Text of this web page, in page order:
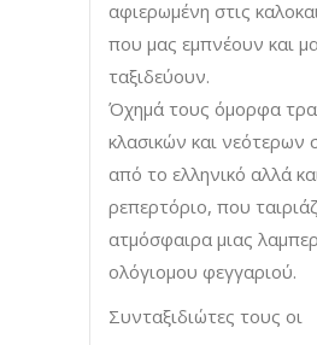
αφιερωμένη στις
που μας εμπνέουν και
ταξιδεύουν.
Όχημά τους όμορφα
κλασικών και νεότερων
από το ελληνικό αλλά
ρεπερτόριο, που
ατμόσφαιρα μιας
ολόγιομου φεγγαριού.
Συνταξιδιώτες τους οι